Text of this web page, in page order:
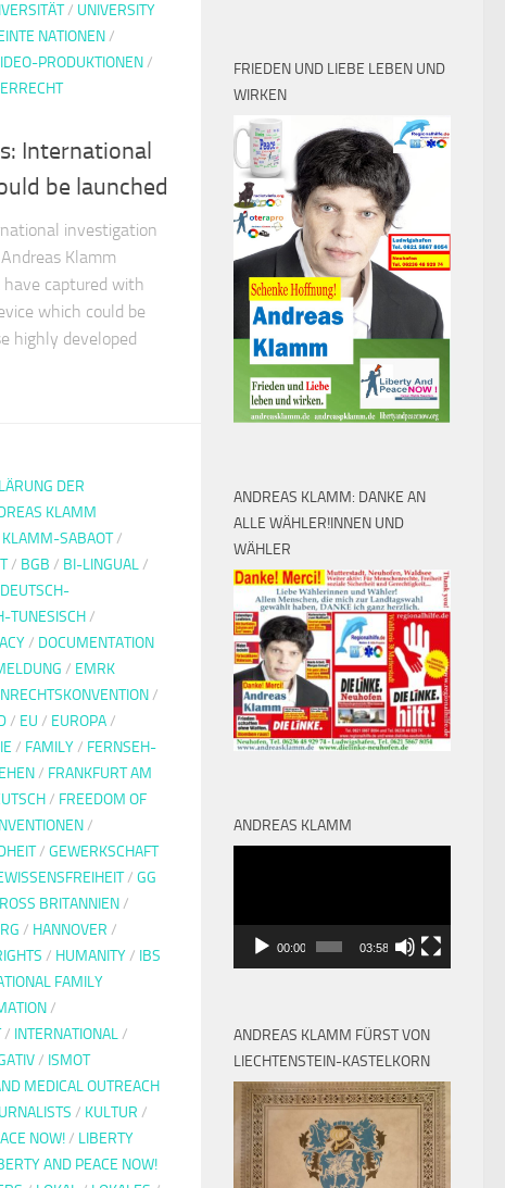
/ UNIVERSITY
NATIONEN/
PRODUKTIONEN/
International
be launched
investigation
Klamm
captured with
which could be
highly developed
DER
KLAMM
KLAMM-SABAOT/
/ BGB / BI-LINGUAL/
DEUTSCH-
TUNESISCH/
/ DOCUMENTATION
/ EMRK
/
/ EU / EUROPA/
/ FAMILY/ FERNSEH-
/ FRANKFURT AM
/ FREEDOM OF
/
/ GEWERKSCHAFT
/ GG
BRITANNIEN
/
/ HANNOVER /
/ HUMANITY/ IBS
FAMILY
/
/ INTERNATIONAL/
/ ISMOT
MEDICAL OUTREACH
/ KULTUR /
NOW!/ LIBERTY
AND PEACE NOW!
FRIEDEN UND LIEBE LEBEN UND
WIRKEN
ANDREAS KLAMM: DANKE AN
ALLE WÄHLER!INNEN UND
WÄHLER
ANDREAS KLAMM
00:00 03:58
ANDREAS KLAMM FÜRST VON
LIECHTENSTEIN-KASTELKORN